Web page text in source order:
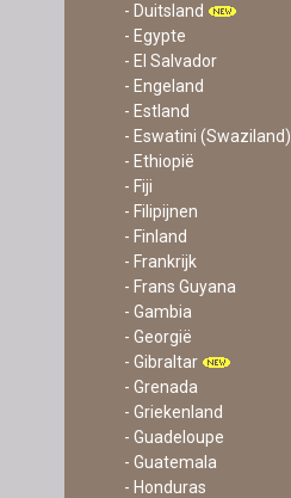
- Duitsland
- Egypte
- El Salvador
- Engeland
- Estland
- Eswatini (Swaziland)
- Ethiopië
- Fiji
- Filipijnen
- Finland
- Frankrijk
- Frans Guyana
- Gambia
- Georgië
- Gibraltar
- Grenada
- Griekenland
- Guadeloupe
- Guatemala
- Honduras